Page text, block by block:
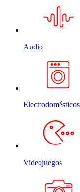
Audio
Electrodomésticos
Videojuegos